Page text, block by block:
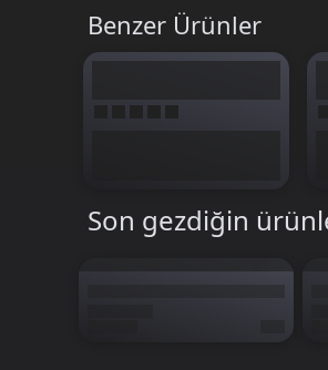
🔹 Özel Chronal Nexus
🔹 Karakter geliştirme
🔹 Yeni görev serileri ve
🎮Resmî Genshin Impact
Benzer Ürünler
Son gezdiğin